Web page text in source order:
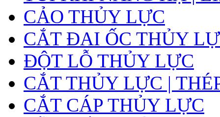
CẢO THỦY LỰC
CẮT ĐAI ỐC THỦY
ĐỘT LỖ THỦY LỰC
CẮT THỦY LỰC |
CẮT CÁP THỦY LỰC